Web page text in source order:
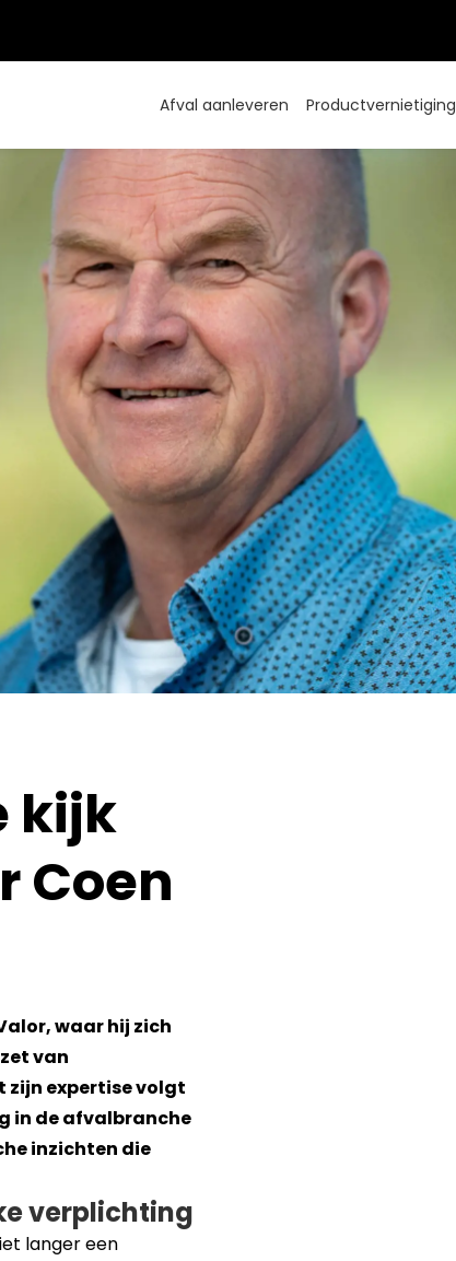
Afval aanleveren Productvernietiging
kijk
Coen
waar hij zich
van
expertise volgt
in de afvalbranche
inzichten die
verplichting
langer een